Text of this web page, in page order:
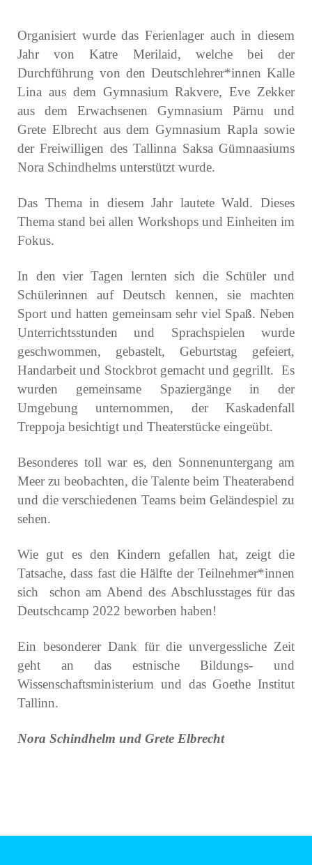
Organisiert wurde das Ferienlager auch in diesem
Jahr von Katre Merilaid, welche bei der
Durchführung von den Deutschlehrer*innen Kalle
Lina aus dem Gymnasium Rakvere, Eve Zekker
aus dem Erwachsenen Gymnasium Pärnu und
Grete Elbrecht aus dem Gymnasium Rapla sowie
der Freiwilligen des Tallinna Saksa Gümnaasiums
Nora Schindhelms unterstützt wurde.
Das Thema in diesem Jahr lautete Wald. Dieses
Thema stand bei allen Workshops und Einheiten im
Fokus.
In den vier Tagen lernten sich die Schüler und
Schülerinnen auf Deutsch kennen, sie machten
Sport und hatten gemeinsam sehr viel Spaß. Neben
Unterrichtsstunden und Sprachspielen wurde
geschwommen, gebastelt, Geburtstag gefeiert,
Handarbeit und Stockbrot gemacht und gegrillt. Es
wurden gemeinsame Spaziergänge in der
Umgebung unternommen, der Kaskadenfall
Treppoja besichtigt und Theaterstücke eingeübt.
Besonderes toll war es, den Sonnenuntergang am
Meer zu beobachten, die Talente beim Theaterabend
und die verschiedenen Teams beim Geländespiel zu
sehen.
Wie gut es den Kindern gefallen hat, zeigt die
Tatsache, dass fast die Hälfte der Teilnehmer*innen
sich
schon am Abend des Abschlusstages für das
Deutschcamp 2022 beworben haben!
Ein besonderer Dank für die unvergessliche Zeit
geht an das estnische Bildungs- und
Wissenschaftsministerium und das Goethe Institut
Tallinn.
Nora Schindhelm und Grete Elbrecht